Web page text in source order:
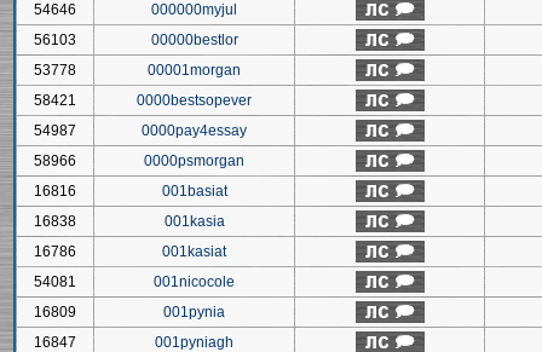
54646
000000myjul
56103
00000bestlor
53778
00001morgan
58421
0000bestsopever
54987
0000pay4essay
58966
0000psmorgan
16816
001basiat
16838
001kasia
16786
001kasiat
54081
001nicocole
16809
001pynia
16847
001pyniagh